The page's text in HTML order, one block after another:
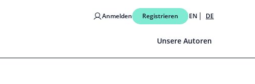
Anmelden Registrieren EN DE
Unsere Autoren